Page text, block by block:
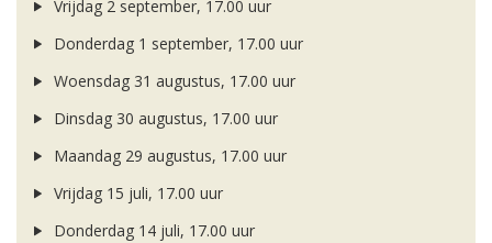
Vrijdag 2 september, 17.00 uur
Donderdag 1 september, 17.00 uur
Woensdag 31 augustus, 17.00 uur
Dinsdag 30 augustus, 17.00 uur
Maandag 29 augustus, 17.00 uur
Vrijdag 15 juli, 17.00 uur
Donderdag 14 juli, 17.00 uur